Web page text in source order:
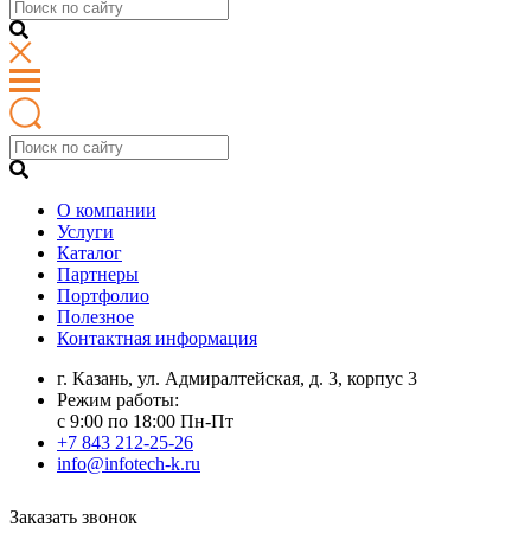
О компании
Услуги
Каталог
Партнеры
Портфолио
Полезное
Контактная информация
г. Казань, ул. Адмиралтейская, д. 3, корпус 3
Режим работы:
с 9:00 по 18:00 Пн-Пт
+7 843 212-25-26
info@infotech-k.ru
Заказать звонок